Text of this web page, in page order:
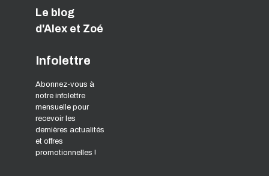
Le blog
d'Alex et Zoé
Infolettre
Abonnez-vous à
notre infolettre
mensuelle pour
recevoir les
dernières actualités
et offres
promotionnelles !